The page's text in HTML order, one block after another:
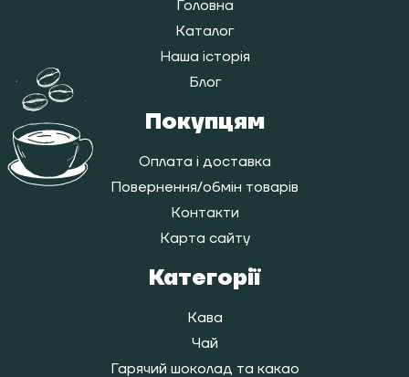
Головна
Каталог
Наша історія
Блог
Покупцям
Оплата і доставка
Повернення/обмін товарів
Контакти
Карта сайту
Категорії
Кава
Чай
Гарячий шоколад та какао